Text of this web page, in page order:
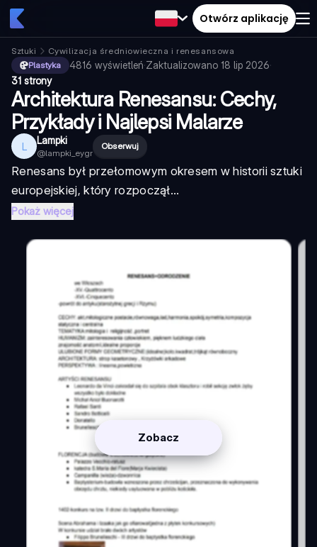
Otwórz aplikację
Sztuki
Cywilizacja średniowieczna i renesansowa
Plastyka
4816 wyświetleń·Zaktualizowano 18 lip 2026·
31 strony
Architektura Renesansu: Cechy,
Przykłady i Najlepsi Malarze
L Lampki
@lampki_eygr
Obserwuj
Renesans był przełomowym okresem w historii sztuki
europejskiej, który rozpoczął...
Pokaż więcej
Zobacz